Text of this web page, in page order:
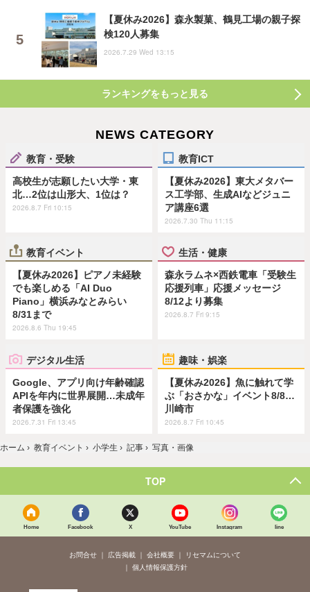
【夏休み2026】森永製菓、鶴見工場の親子探
検120人募集
2026.7.29 Wed 13:15
ランキングをもっと見る
NEWS CATEGORY
教育・受験
高校生が志願したい大学・東
北…2位は山形大、1位は？
2026.8.7 Fri 10:15
教育ICT
【夏休み2026】東大メタバー
ス工学部、生成AIなどジュニ
ア講座6選
2026.7.30 Thu 11:15
教育イベント
【夏休み2026】ピアノ未経験
でも楽しめる「AI Duo
Piano」横浜みなとみらい
8/31まで
2026.8.6 Thu 19:45
生活・健康
森永ラムネ×西鉄電車「受験生
応援列車」応援メッセージ
8/12より募集
2026.8.7 Fri 9:15
デジタル生活
Google、アプリ向け年齢確認
APIを年内に世界展開…未成年
者保護を強化
2026.7.31 Fri 13:45
趣味・娯楽
【夏休み2026】魚に触れて学
ぶ「おさかな」イベント8/8…
川崎市
2026.8.7 Fri 10:45
ホーム › 教育イベント › 小学生 › 記事 › 写真・画像
TOP
Home Facebook X YouTube Instagram line
お問合せ 広告掲載 会社概要
リセマムについて
個人情報保護方針